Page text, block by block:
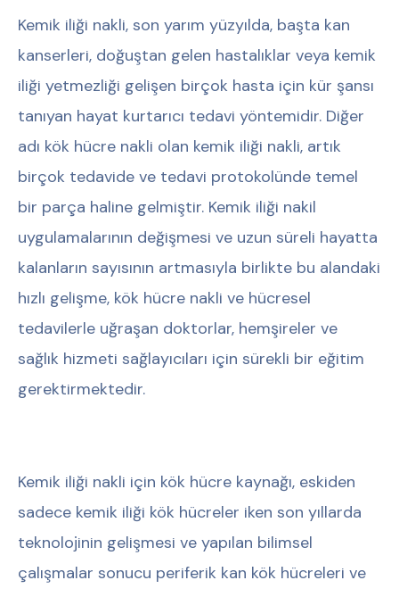
Kemik iliği nakli, son yarım yüzyılda, başta kan
kanserleri, doğuştan gelen hastalıklar veya kemik
iliği yetmezliği gelişen birçok hasta için kür şansı
tanıyan hayat kurtarıcı tedavi yöntemidir. Diğer
adı kök hücre nakli olan kemik iliği nakli, artık
birçok tedavide ve tedavi protokolünde temel
bir parça haline gelmiştir. Kemik iliği nakil
uygulamalarının değişmesi ve uzun süreli hayatta
kalanların sayısının artmasıyla birlikte bu alandaki
hızlı gelişme, kök hücre nakli ve hücresel
tedavilerle uğraşan doktorlar, hemşireler ve
sağlık hizmeti sağlayıcıları için sürekli bir eğitim
gerektirmektedir.
Kemik iliği nakli için kök hücre kaynağı, eskiden
sadece kemik iliği kök hücreler iken son yıllarda
teknolojinin gelişmesi ve yapılan bilimsel
çalışmalar sonucu periferik kan kök hücreleri ve